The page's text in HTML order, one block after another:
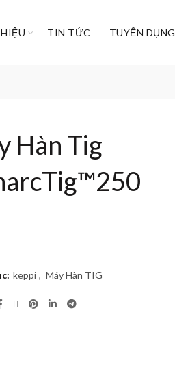
TIN TỨC TUYỂN DỤNG
Hàn Tig
keppi , Máy Hàn TIG